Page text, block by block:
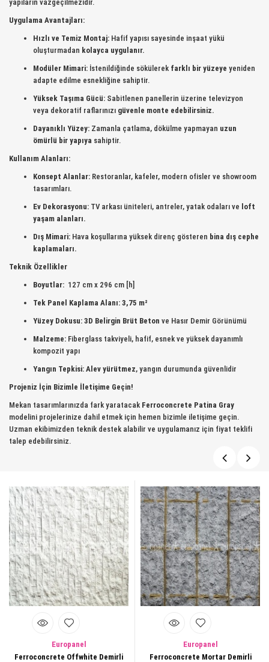
yapıların vazgeçilmezidir.
Uygulama Avantajları:
Hızlı ve Temiz Montaj: Hafif yapısı sayesinde inşaat yükü
oluşturmadan kolayca uygulanır.
Modüler Mimari: İstenildiğinde sökülerek farklı bir yüzeye yeniden
adapte edilme esnekliğine sahiptir.
Yüksek Taşıma Gücü: Sabitlenen panellerin üzerine televizyon
veya dekoratif raflarınızı güvenle monte edebilirsiniz.
Dayanıklı Yüzey: Zamanla çatlama, dökülme yapmayan uzun
ömürlü bir yapıya sahiptir.
Kullanım Alanları:
Konsept Alanlar: Restoranlar, kafeler, modern ofisler ve showroom
tasarımları.
Ev Dekorasyonu: TV arkası üniteleri, antreler, yatak odaları ve loft
yaşam alanları.
Dış Mimari: Hava koşullarına yüksek direnç gösteren bina dış cephe
kaplamaları.
Teknik Özellikler
Boyutlar: 127 cm x 296 cm [h]
Tek Panel Kaplama Alanı: 3,75 m²
Yüzey Dokusu: 3D Belirgin Brüt Beton ve Hasır Demir Görünümü
Malzeme: Fiberglass takviyeli, hafif, esnek ve yüksek dayanımlı
kompozit yapı
Yangın Tepkisi: Alev yürütmez, yangın durumunda güvenlidir
Projeniz İçin Bizimle İletişime Geçin!
Mekan tasarımlarınızda fark yaratacak Ferroconcrete Patina Gray
modelini projelerinize dahil etmek için hemen bizimle iletişime geçin.
Uzman ekibimizden teknik destek alabilir ve uygulamanız için fiyat teklifi
talep edebilirsiniz.
Europanel
Ferroconcrete Offwhite Demirli
Europanel
Ferroconcrete Mortar Demirli